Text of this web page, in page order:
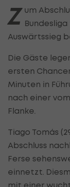
Z um
Auswärtssieg
Die Gäste
ersten
Minuten in
nach einer
Flanke.
Tiago Tomás
Abschluss
Ferse
einnetzt.
mit einer